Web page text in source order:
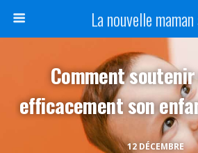
La nouvelle
12 DÉCEMBRE
Comment
efficacement son
séparation ou un